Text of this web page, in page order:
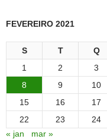
FEVEREIRO 2021
S T Q
1
2 3
8
9 10
15
16 17
22
23 24
« jan
mar »